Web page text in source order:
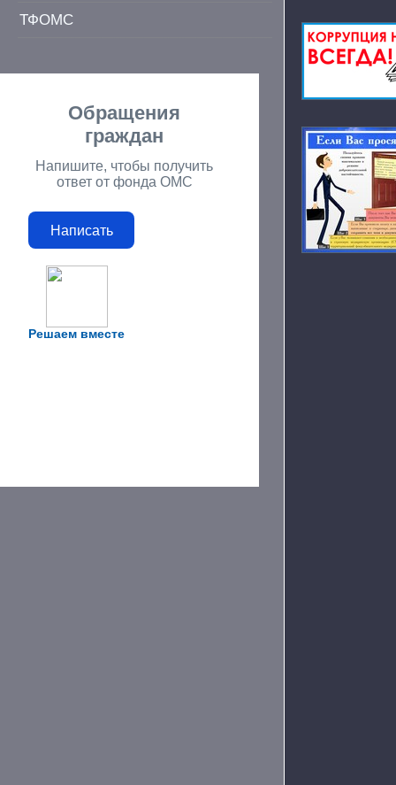
ТФОМС
Решаем вместе
Обращения
граждан
Напишите, чтобы получить
ответ от фонда ОМС
Написать